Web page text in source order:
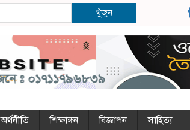
খুঁজুন
অর্থনীতি শিক্ষাঙ্গন বিজ্ঞাপন সাহিত্য